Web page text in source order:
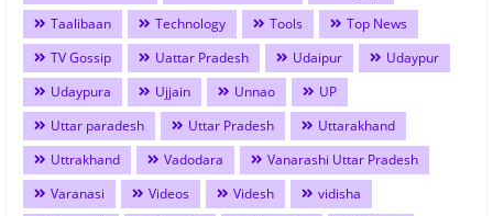
Taalibaan
Technology Tools
Top News
TV Gossip
Uattar Pradesh Udaipur
Udaypur
Udaypura
Ujjain Unnao
UP
Uttar paradesh
Uttar Pradesh
Uttarakhand
Uttrakhand
Vadodara
Vanarashi Uttar Pradesh
Varanasi
Videos Videsh
vidisha